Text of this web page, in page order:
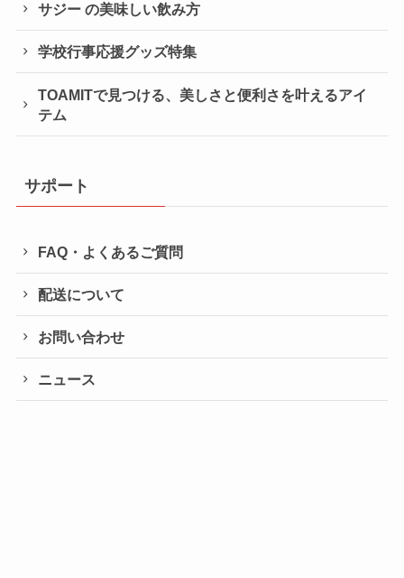
サジー の美味しい飲み方
学校行事応援グッズ特集
TOAMITで見つける、美しさと便利さを叶えるアイ
テム
サポート
FAQ・よくあるご質問
配送について
お問い合わせ
ニュース